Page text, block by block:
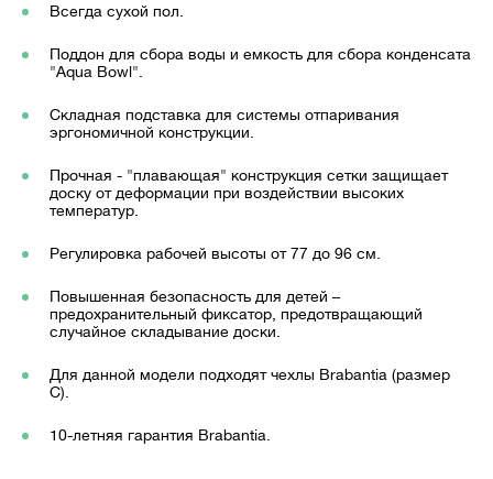
Всегда сухой пол.
Поддон для сбора воды и емкость для сбора конденсата
"Aqua Bowl".
Складная подставка для системы отпаривания
эргономичной конструкции.
Прочная - "плавающая" конструкция сетки защищает
доску от деформации при воздействии высоких
температур.
Регулировка рабочей высоты от 77 до 96 см.
Повышенная безопасность для детей –
предохранительный фиксатор, предотвращающий
случайное складывание доски.
Для данной модели подходят чехлы Brabantia (размер
С).
10-летняя гарантия Brabantia.